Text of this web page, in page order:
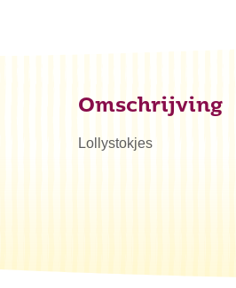
Omschrijving
Lollystokjes